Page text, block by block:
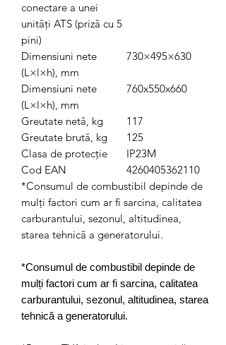
conectare a unei
unități ATS (priză cu 5
pini)
Dimensiuni nete
(L×l×h), mm
730×495×630
Dimensiuni nete
(L×l×h), mm
760x550x660
Greutate netă, kg
117
Greutate brută, kg
125
Clasa de protecție
IP23M
Cod EAN
4260405362110
*Consumul de combustibil depinde de
mulți factori cum ar fi sarcina, calitatea
carburantului, sezonul, altitudinea,
starea tehnică a generatorului.
*Consumul de combustibil depinde de
mulți factori cum ar fi sarcina, calitatea
carburantului, sezonul, altitudinea, starea
tehnică a generatorului.